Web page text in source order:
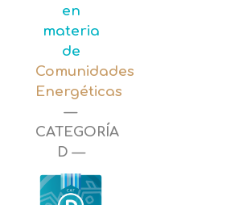
en
materia
de
Comunidades
Energéticas
—
CATEGORÍA
D —